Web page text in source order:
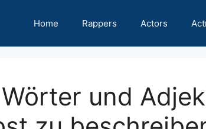
Home Rappers Actors
und